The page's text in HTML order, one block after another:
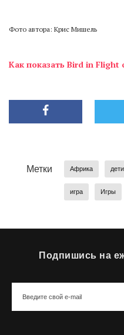
Фото автора: Крис Мишель
Как показать Bird in Flight
Метки Африка дети
игра Игры
Подпишись на